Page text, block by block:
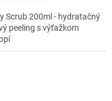
Scrub 200ml - hydratačný
peeling s výťažkom